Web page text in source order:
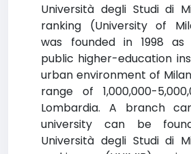
Università degli Studi di
ranking (University of
was founded in 1998
public higher-education
urban environment of
range of 1,000,000-
Lombardia. A branch
university can be
Università degli Studi di